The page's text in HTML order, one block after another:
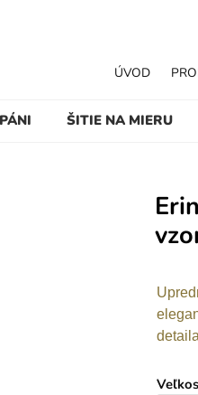
PÁNI ŠITIE NA MIERU
ÚVOD